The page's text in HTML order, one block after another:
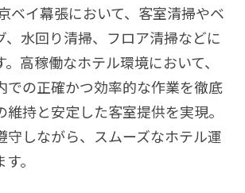
ベイ幕張において、客室清掃やベ
、水回り清掃、フロア清掃などに
高稼働なホテル環境において、
での正確かつ効率的な作業を徹底
維持と安定した客室提供を実現。
守しながら、スムーズなホテル運
。